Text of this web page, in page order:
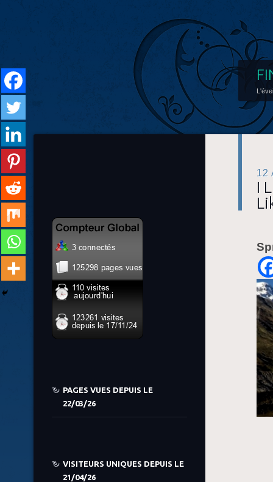
12
I
PAGES VUES DEPUIS LE
22/03/26
VISITEURS UNIQUES DEPUIS LE
21/04/26